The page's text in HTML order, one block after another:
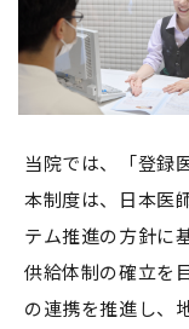
当院では、「登録
本制度は、日本医
テム推進の方針に
供給体制の確立を
の連携を推進し、